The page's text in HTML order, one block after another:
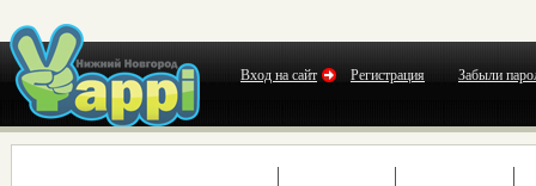
Вход на сайт Регистрация Забыли